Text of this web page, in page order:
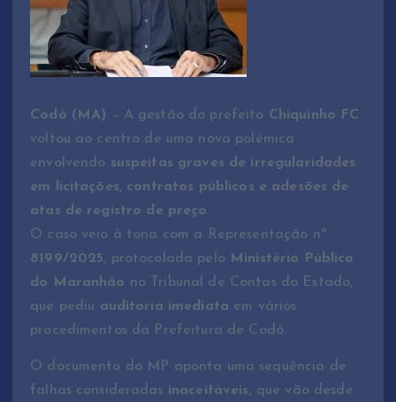
Codó (MA) – A gestão do prefeito Chiquinho FC
voltou ao centro de uma nova polêmica
envolvendo suspeitas graves de irregularidades
em licitações, contratos públicos e adesões de
atas de registro de preço.
O caso veio à tona com a Representação nº
8199/2025, protocolada pelo
Ministério Público
do Maranhão no Tribunal de Contas do Estado,
que pediu auditoria imediata em vários
procedimentos da Prefeitura de Codó.
O documento do MP aponta uma sequência de
falhas consideradas inaceitáveis, que vão desde